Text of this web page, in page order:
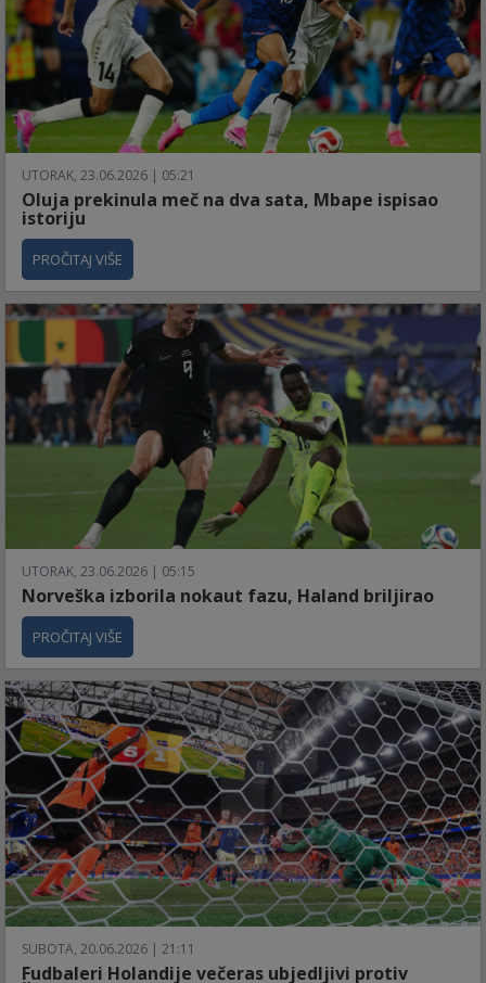
UTORAK, 23.06.2026 | 05:21
Oluja prekinula meč na dva sata, Mbape ispisao
istoriju
PROČITAJ VIŠE
UTORAK, 23.06.2026 | 05:15
Norveška izborila nokaut fazu, Haland briljirao
PROČITAJ VIŠE
SUBOTA, 20.06.2026 | 21:11
Fudbaleri Holandije večeras ubjedljivi protiv